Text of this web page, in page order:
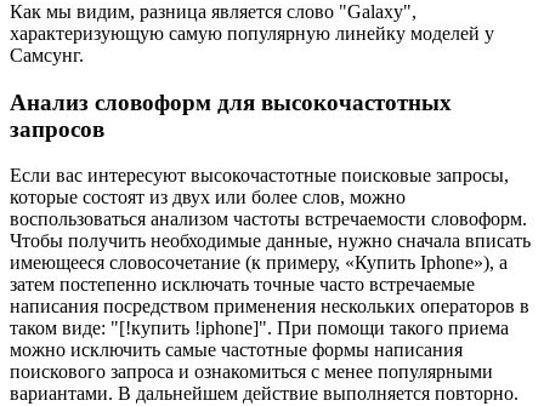
Как мы видим, разница является слово "Galaxy",
характеризующую самую популярную линейку моделей у
Самсунг.
Анализ словоформ для высокочастотных
запросов
Если вас интересуют высокочастотные поисковые запросы,
которые состоят из двух или более слов, можно
воспользоваться анализом частоты встречаемости словоформ.
Чтобы получить необходимые данные, нужно сначала вписать
имеющееся словосочетание (к примеру, «Купить Iphone»), а
затем постепенно исключать точные часто встречаемые
написания посредством применения нескольких операторов в
таком виде: "[!купить !iphone]". При помощи такого приема
можно исключить самые частотные формы написания
поискового запроса и ознакомиться с менее популярными
вариантами. В дальнейшем действие выполняется повторно.